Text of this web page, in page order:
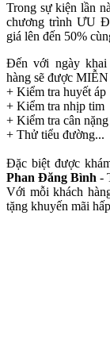
Trong sự kiện lần
chương trình ƯU
giá lên đến 50%
Đến với ngày
hàng sẽ được
+ Kiểm tra huyết áp
+ Kiểm tra nhịp tim
+ Kiểm tra cân nặng
+ Thử tiểu đường...
Đặc biệt được
Phan Đăng Bình -
Với mỗi khách
tặng khuyến mãi